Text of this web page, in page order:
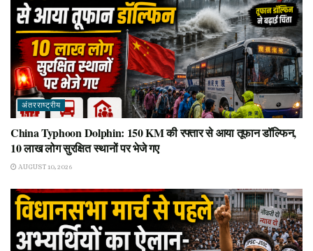
अंतरराष्ट्रीय
China Typhoon Dolphin: 150 KM की रफ्तार से आया तूफान डॉल्फिन,
10 लाख लोग सुरक्षित स्थानों पर भेजे गए
AUGUST 10, 2026